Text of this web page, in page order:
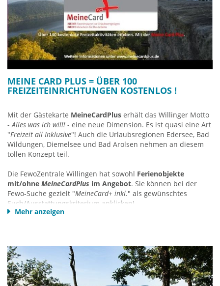
MEINE CARD PLUS = ÜBER 100
FREIZEITEINRICHTUNGEN KOSTENLOS !
Mit der Gästekarte MeineCardPlus erhält das Willinger Motto
-Alles was ich will! - eine neue Dimension. Es ist quasi eine Art
"Freizeit all Inklusive"! Auch die Urlaubsregionen Edersee, Bad
Wildungen, Diemelsee und Bad Arolsen nehmen an diesem
tollen Konzept teil.
Die FewoZentrale Willingen hat sowohl Ferienobjekte
mit/ohne MeineCardPlus im Angebot. Sie können bei der
Fewo-Suche gezielt "MeineCard+ inkl." als gewünschtes
Such/Ausstattungskriterium anklicken!
Es versteht sich, dass Ferienobjekte mit MeineCardPlus etwas
hoch/runter fahren - darüber hinaus animiert die Karte zu
Aktivitäten, auf die sie sonst ggf. gar nicht gekommen wären.
Probieren Sie es aus!
Mehr anzeigen